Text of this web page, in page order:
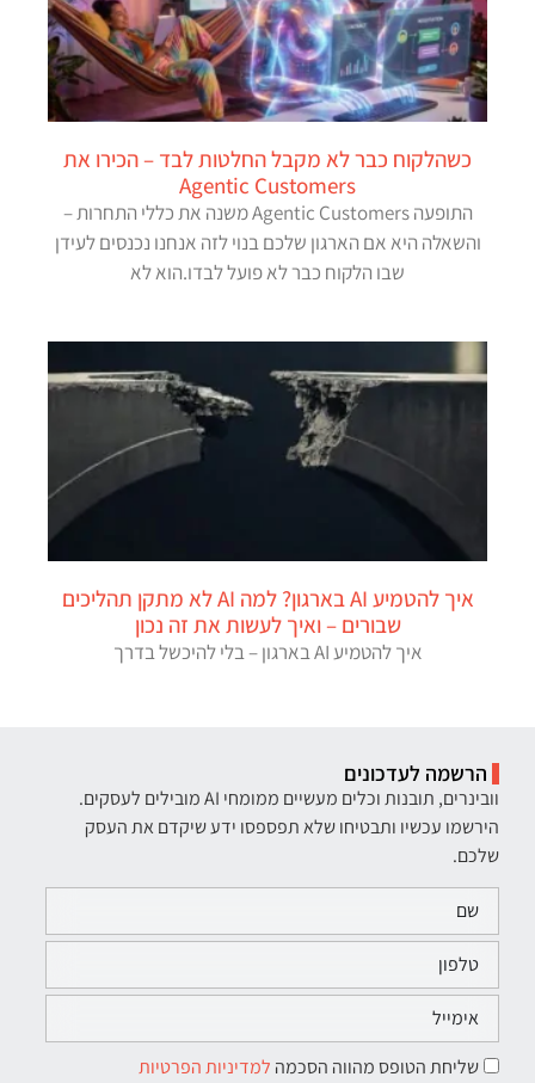
כשהלקוח כבר לא מקבל החלטות לבד – הכירו את
Agentic Customers
התופעה Agentic Customers משנה את כללי התחרות –
והשאלה היא אם הארגון שלכם בנוי לזה אנחנו נכנסים לעידן
שבו הלקוח כבר לא פועל לבדו.הוא לא
איך להטמיע AI בארגון? למה AI לא מתקן תהליכים
שבורים – ואיך לעשות את זה נכון
איך להטמיע AI בארגון – בלי להיכשל בדרך
הרשמה לעדכונים
וובינרים, תובנות וכלים מעשיים ממומחי AI מובילים לעסקים.
הירשמו עכשיו ותבטיחו שלא תפספסו ידע שיקדם את העסק
שלכם.
שליחת הטופס מהווה הסכמה למדיניות הפרטיות